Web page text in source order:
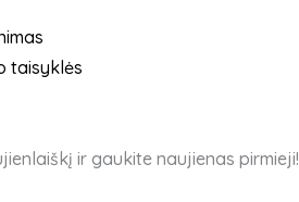
taisyklės
ir gaukite naujienas pirmieji!